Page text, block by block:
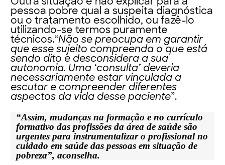
pessoa pobre qual a suspeita diagnóstica
ou o tratamento escolhido, ou fazê-lo
utilizando-se termos puramente
técnicos.“Não se preocupa em garantir
que esse sujeito compreenda o que está
sendo dito e desconsidera a sua
autonomia. Uma ‘consulta’ deveria
necessariamente estar vinculada a
escutar e compreender diferentes
aspectos da vida desse paciente”.
“Assim, mudanças na formação e no currículo
formativo das profissões da área de saúde são
urgentes para instrumentalizar o profissional no
cuidado em saúde das pessoas em situação de
pobreza”, aconselha.